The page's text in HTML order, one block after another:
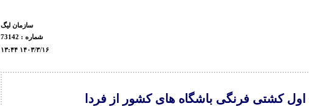
سازمان ليگ
شماره : 73142
۱۳:۴۴ ۱۴۰۳/۳/۱۶
اول کشتی فرنگی باشگاه های کشور از فردا